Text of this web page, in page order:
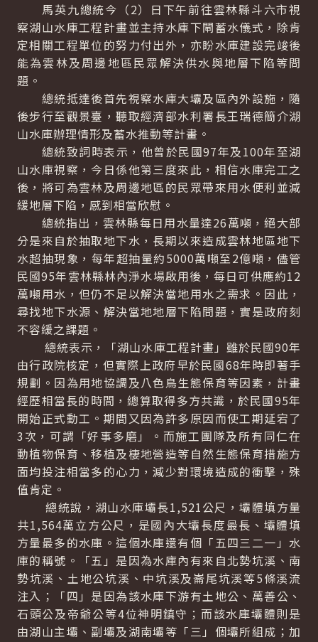
馬英九總統今（2）日下午前往雲林縣斗六市視
察湖山水庫工程計畫並主持水庫下閘蓄水儀式，除肯
定相關工程單位的努力付出外，亦盼水庫建設完竣後
能為雲林及周邊地區民眾解決供水與地層下陷等問
題。
總統抵達後首先視察水庫大壩及區內外設施，隨
後步行至觀景臺，聽取經濟部水利署長王瑞德簡介湖
山水庫辦理情形及蓄水推動等計畫。
總統致詞時表示，他曾於民國97年及100年至湖
山水庫視察，今日係他第三度來此，相信水庫完工之
後，將可為雲林及周邊地區的民眾帶來用水便利並減
緩地層下陷，感到相當欣慰。
總統指出，雲林縣每日用水量達26萬噸，絕大部
分是來自於抽取地下水，長期以來造成雲林地區地下
水超抽現象，每年超抽量約5000萬噸至2億噸，儘管
民國95年雲林縣林內淨水場啟用後，每日可供應約12
萬噸用水，但仍不足以解決當地用水之需求。因此，
尋找地下水源、解決當地地層下陷問題，實是政府刻
不容緩之課題。
總統表示，「湖山水庫工程計畫」雖於民國90年
由行政院核定，但實際上政府早於民國68年時即著手
規劃。因為用地協調及八色鳥生態保育等因素，計畫
經歷相當長的時間，總算取得多方共識，於民國95年
開始正式動工。期間又因為許多原因而使工期延宕了
3次，可謂「好事多磨」。而施工團隊及所有同仁在
動植物保育、移植及棲地營造等自然生態保育措施方
面均投注相當多的心力，減少對環境造成的衝擊，殊
值肯定。
總統說，湖山水庫壩長1,521公尺，壩體填方量
共1,564萬立方公尺，是國內大壩長度最長、壩體填
方量最多的水庫。這個水庫還有個「五四三二一」水
庫的稱號。「五」是因為水庫內有來自北勢坑溪、南
勢坑溪、土地公坑溪、中坑溪及崙尾坑溪等5條溪流
注入；「四」是因為該水庫下游有土地公、萬善公、
石頭公及帝爺公等4位神明鎮守；而該水庫壩體則是
由湖山主壩、副壩及湖南壩等「三」個壩所組成；加